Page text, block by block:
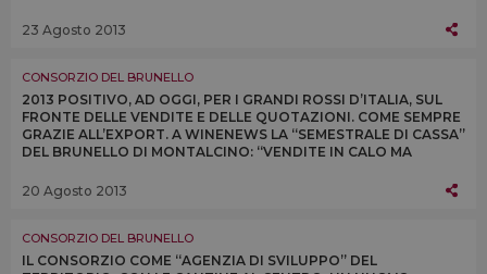
23 Agosto 2013
CONSORZIO DEL BRUNELLO
2013 POSITIVO, AD OGGI, PER I GRANDI ROSSI D’ITALIA, SUL
FRONTE DELLE VENDITE E DELLE QUOTAZIONI. COME SEMPRE
GRAZIE ALL’EXPORT. A WINENEWS LA “SEMESTRALE DI CASSA”
DEL BRUNELLO DI MONTALCINO: “VENDITE IN CALO MA
20 Agosto 2013
CONSORZIO DEL BRUNELLO
IL CONSORZIO COME “AGENZIA DI SVILUPPO” DEL